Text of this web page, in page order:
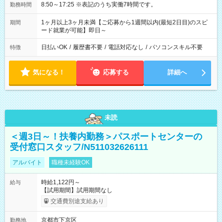
勤務時間 8:50～17:25 ※表記のうち実働7時間です。
期間
1ヶ月以上3ヶ月未満【ご応募から1週間以内(最短2日目)のスピ
ード就業が可能】即日～
特徴 日払いOK / 履歴書不要 / 電話対応なし / パソコンスキル不要
気になる！ 応募する 詳細へ
未読
＜週3日～！扶養内勤務＞パスポートセンターの
受付窓口スタッフ/N511032626111
アルバイト 職種未経験OK
給与
時給1,122円～
【試用期間】試用期間なし
交通費別途支給あり
勤務地
京都市下京区